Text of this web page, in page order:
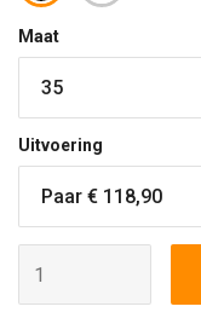
Maat
Uitvoering